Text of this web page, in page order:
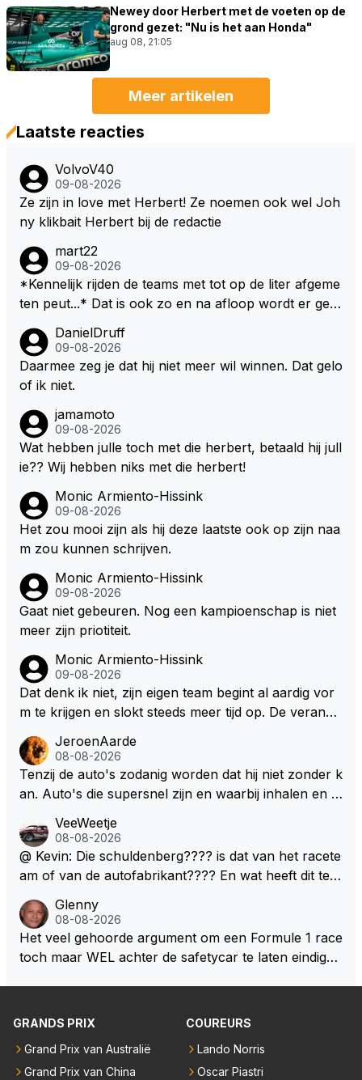
Newey door Herbert met de voeten op de
grond gezet: "Nu is het aan Honda"
aug 08, 21:05
Meer artikelen
Laatste reacties
VolvoV40
09-08-2026
Ze zijn in love met Herbert! Ze noemen ook wel Joh
ny klikbait Herbert bij de redactie
mart22
09-08-2026
*Kennelijk rijden de teams met tot op de liter afgeme
ten peut...* Dat is ook zo en na afloop wordt er gec
zitten. Om die reden is Vettel ooit gediskwalificeerd. J
e hoort soms ook wel eens dat ze brandstoof moete
n sparen als de race engineer denkt dat ze die ene li
door die 1 liter te verhogen naar bijv. 5 liter en dan di
e ronden achter SC niet mee te tellen. Na x ronden
SC moet er na afloop niet nog 5 maar x liter inzitten.
DanielDruff
09-08-2026
Daarmee zeg je dat hij niet meer wil winnen. Dat gelo
of ik niet.
jamamoto
09-08-2026
Wat hebben julle toch met die herbert, betaald hij jull
ie?? Wij hebben niks met die herbert!
Monic Armiento-Hissink
09-08-2026
Het zou mooi zijn als hij deze laatste ook op zijn naa
m zou kunnen schrijven.
Monic Armiento-Hissink
09-08-2026
Gaat niet gebeuren. Nog een kampioenschap is niet
meer zijn priotiteit.
Monic Armiento-Hissink
09-08-2026
Dat denk ik niet, zijn eigen team begint al aardig vor
m te krijgen en slokt steeds meer tijd op. De verande
en zullen ben ik bang niet het gewenste effect hebb
en. Mocht het wel zo zijn dan zal het 3 jaar zijn, hoo
guit 5 jaar maar echt niet langer. Vergeet niet, hij hee
em meer plezier gebracht dan de F1 op dit moment.
JeroenAarde
08-08-2026
Tenzij de auto's zodanig worden dat hij niet zonder k
an. Auto's die supersnel zijn en waarbij inhalen en v
ronkende motoren en op de grenzen rijden van de
mogelijkheden. Het ouderwetse racen waarbij de ma
nnen en jongens verdeeld worden. Als deze auto's g
uden dan dat hij op dit moment beweerd. Dan kan hij
zijn talenten en uitzonderlijke klasse laten zien en he
eft daar enorm veel lol aan.
VeeWeetje
08-08-2026
@ Kevin: Die schuldenberg???? is dat van het racete
am of van de autofabrikant???? En wat heeft dit te
ert nu de spindoctor van newey geworden?? Eerlijk
gezegd snap ik de de kop én het artikel niet echt.
Glenny
08-08-2026
Het veel gehoorde argument om een Formule 1 race
toch maar WEL achter de safetycar te laten eindigen
rijden de teams met tot op de liter afgemeten peut...
GRANDS PRIX
Grand Prix van Australië
Grand Prix van China
COUREURS
Lando Norris
Oscar Piastri